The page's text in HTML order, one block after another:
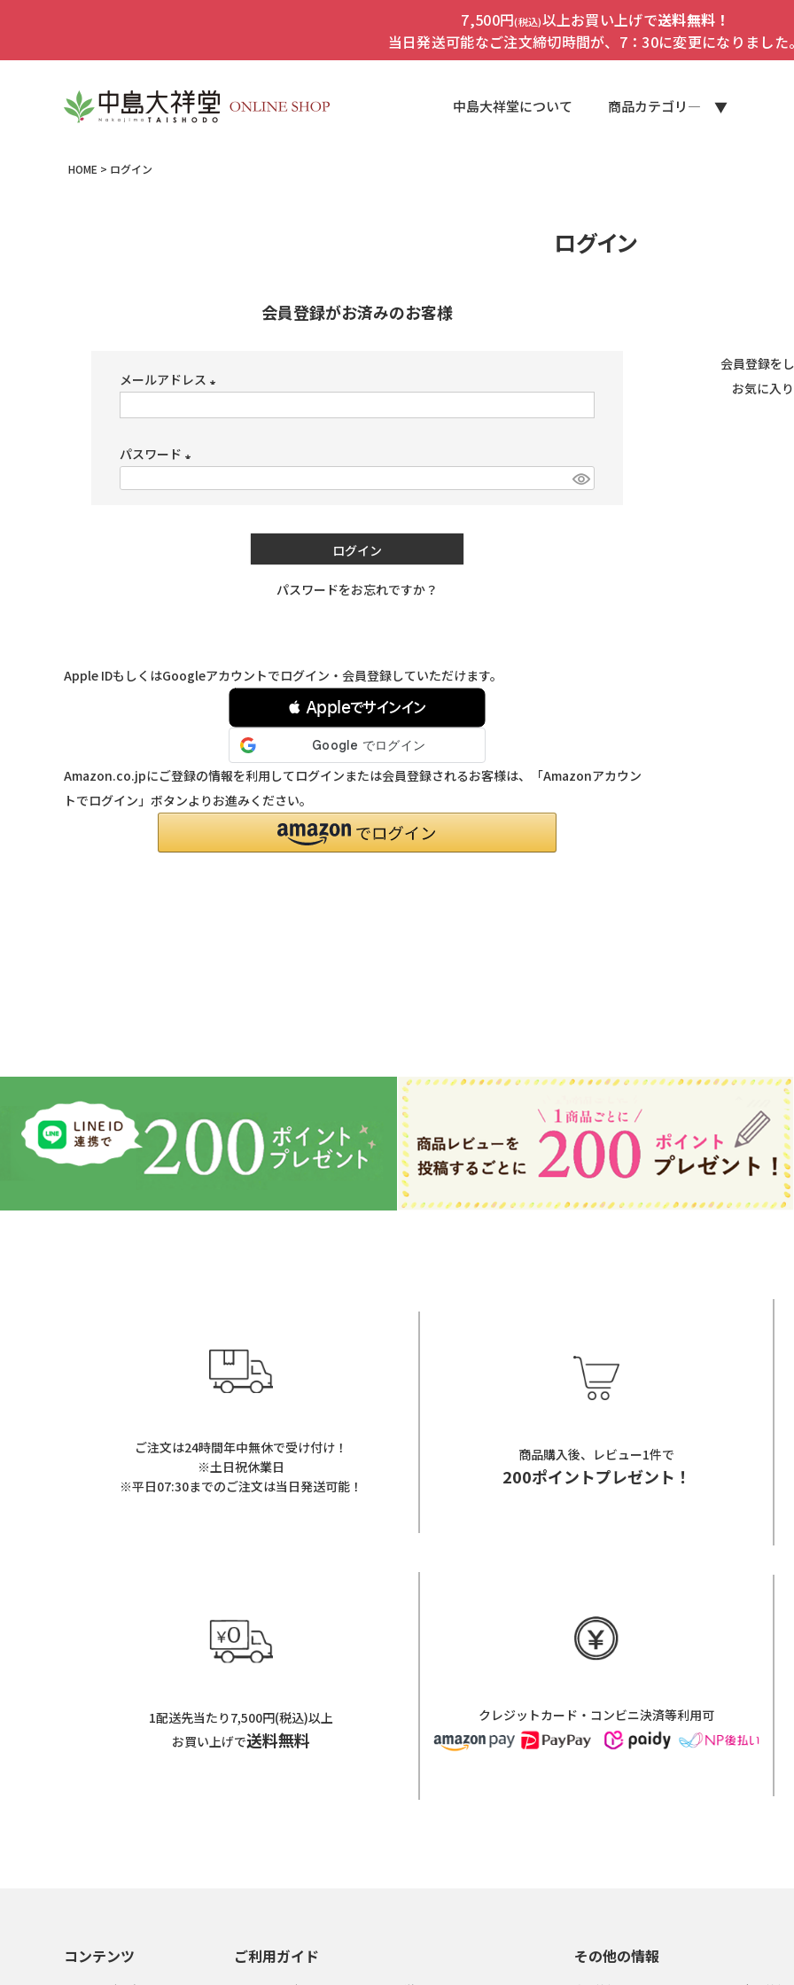
7,500円(税込)以上お買い上げで送料無料！
当日発送可能なご注文締切時間が、7：30に変更になりました
中島大祥堂について 商品カテゴリ―
HOME ログイン
ログイン
会員登録がお済みのお客様
メールアドレス
(必
パスワード
(必
ログイン
パスワードをお忘れですか？
Apple IDもしくはGoogleアカウントでログイン・会員登録していただけます。
 Appleでサインイン
Amazon.co.jpにご登録の情報を利用してログインまたは会員登録されるお客様は、「Amazonアカウン
トでログイン」ボタンよりお進みください。
会員登録を
お気に入
ご注文は24時間年中無休で受け付け！
※土日祝休業日
※平日07:30までのご注文は当日発送可能！
商品購入後、レビュー1件で
200ポイントプレゼント！
1配送先当たり7,500円(税込)以上
お買い上げで送料無料
クレジットカード・コンビニ決済等利用可
コンテンツ ご利用ガイド その他の情報